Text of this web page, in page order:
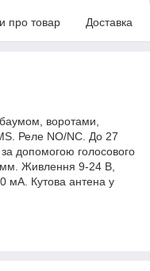
про товар Доставка
воротами,
Реле NO/NC. До 27
допомогою голосового
мм. Живлення 9-24 В,
мА. Кутова антена у